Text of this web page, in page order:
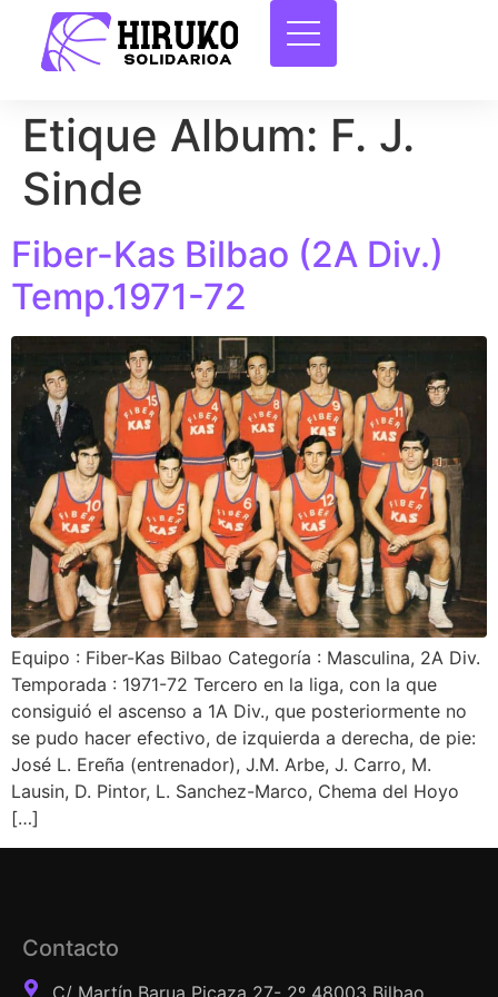
Etique Album: F. J.
Sinde
Fiber-Kas Bilbao (2A Div.)
Temp.1971-72
Equipo : Fiber-Kas Bilbao Categoría : Masculina, 2A Div.
Temporada : 1971-72 Tercero en la liga, con la que
consiguió el ascenso a 1A Div., que posteriormente no
se pudo hacer efectivo, de izquierda a derecha, de pie:
José L. Ereña (entrenador), J.M. Arbe, J. Carro, M.
Lausin, D. Pintor, L. Sanchez-Marco, Chema del Hoyo
[…]
Contacto
C/ Martín Barua Picaza 27- 2º 48003 Bilbao,